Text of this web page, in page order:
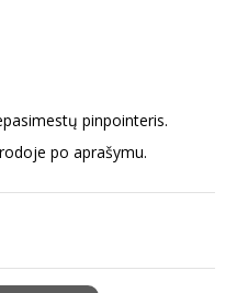
pinpointeris.
po aprašymu.